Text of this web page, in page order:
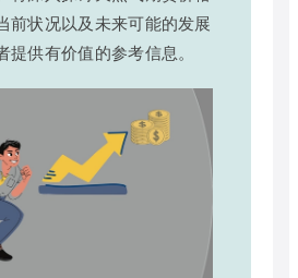
前状况以及未来可能的发展
提供有价值的参考信息。